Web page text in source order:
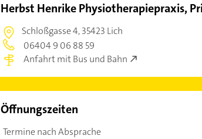
Herbst Henrike Physiotherapiepraxis,
Schloßgasse 4,35423 Lich
06404 9 06 88 59
Anfahrt mit Bus und Bahn
Öffnungszeiten
Termine nach Absprache